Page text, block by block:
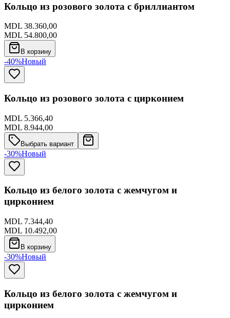
Кольцо из розового золота с бриллиантом
MDL 38.360,00
MDL 54.800,00
В корзину
-40%Новый
Кольцо из розового золота с цирконием
MDL 5.366,40
MDL 8.944,00
Выбрать вариант
-30%Новый
Кольцо из белого золота с жемчугом и
цирконием
MDL 7.344,40
MDL 10.492,00
В корзину
-30%Новый
Кольцо из белого золота с жемчугом и
цирконием